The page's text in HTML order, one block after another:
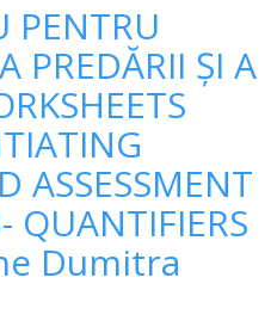
PENTRU
PREDĂRII ȘI A
ASSESSMENT
QUANTIFIERS
Dumitra